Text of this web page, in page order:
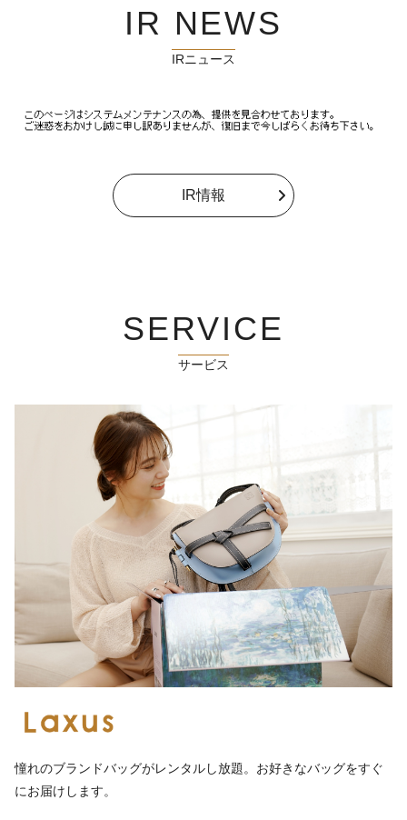
IR NEWS
IRニュース
IR情報
SERVICE
サービス
憧れのブランドバッグがレンタルし放題。お好きなバッグをすぐ
にお届けします。